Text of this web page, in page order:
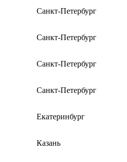
Санкт-Петербург
Санкт-Петербург
Санкт-Петербург
Санкт-Петербург
Екатеринбург
Казань